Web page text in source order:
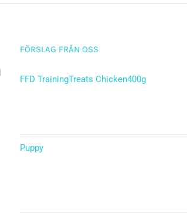
FÖRSLAG FRÅN OSS
FFD TrainingTreats Chicken400g
Puppy